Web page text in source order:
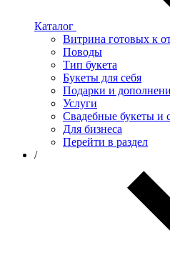
Каталог
Витрина готовых к
Поводы
Тип букета
Букеты для себя
Подарки и
Услуги
Свадебные букеты и
Для бизнеса
Перейти в раздел
/